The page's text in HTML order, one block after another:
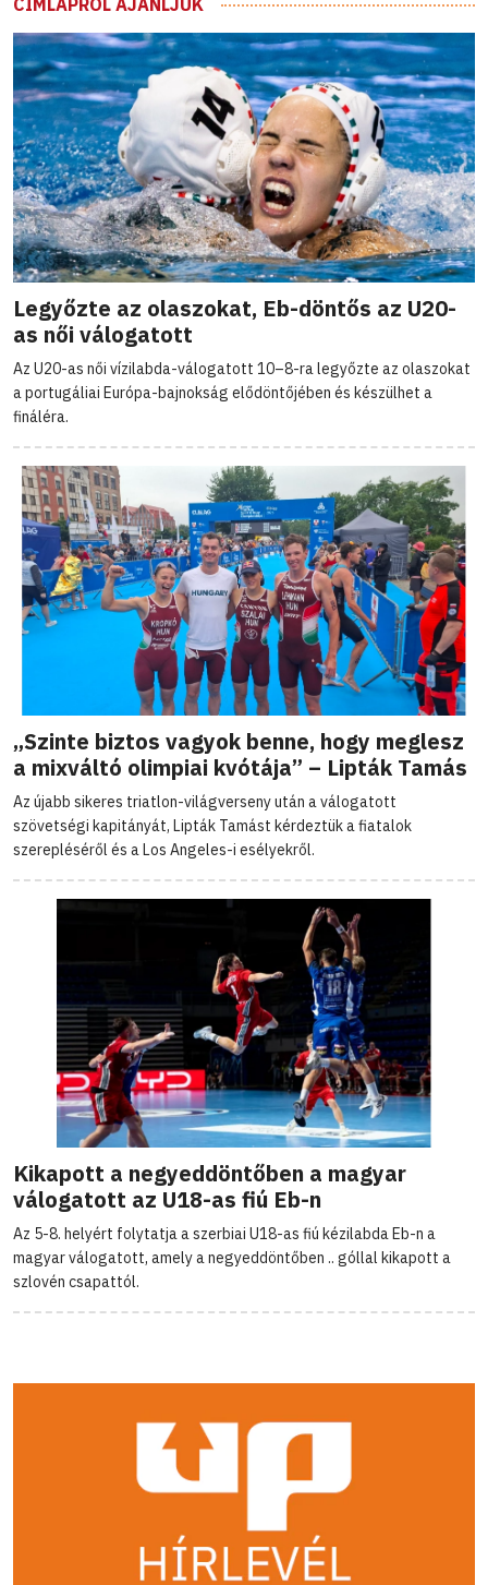
Legyőzte az olaszokat, Eb-döntős az U20-
as női válogatott
Az U20-as női vízilabda-válogatott 10–8-ra legyőzte az olaszokat
a portugáliai Európa-bajnokság elődöntőjében és készülhet a
fináléra.
„Szinte biztos vagyok benne, hogy meglesz
a mixváltó olimpiai kvótája” – Lipták Tamás
Az újabb sikeres triatlon-világverseny után a válogatott
szövetségi kapitányát, Lipták Tamást kérdeztük a fiatalok
szerepléséről és a Los Angeles-i esélyekről.
Kikapott a negyeddöntőben a magyar
válogatott az U18-as fiú Eb-n
Az 5-8. helyért folytatja a szerbiai U18-as fiú kézilabda Eb-n a
magyar válogatott, amely a negyeddöntőben .. góllal kikapott a
szlovén csapattól.